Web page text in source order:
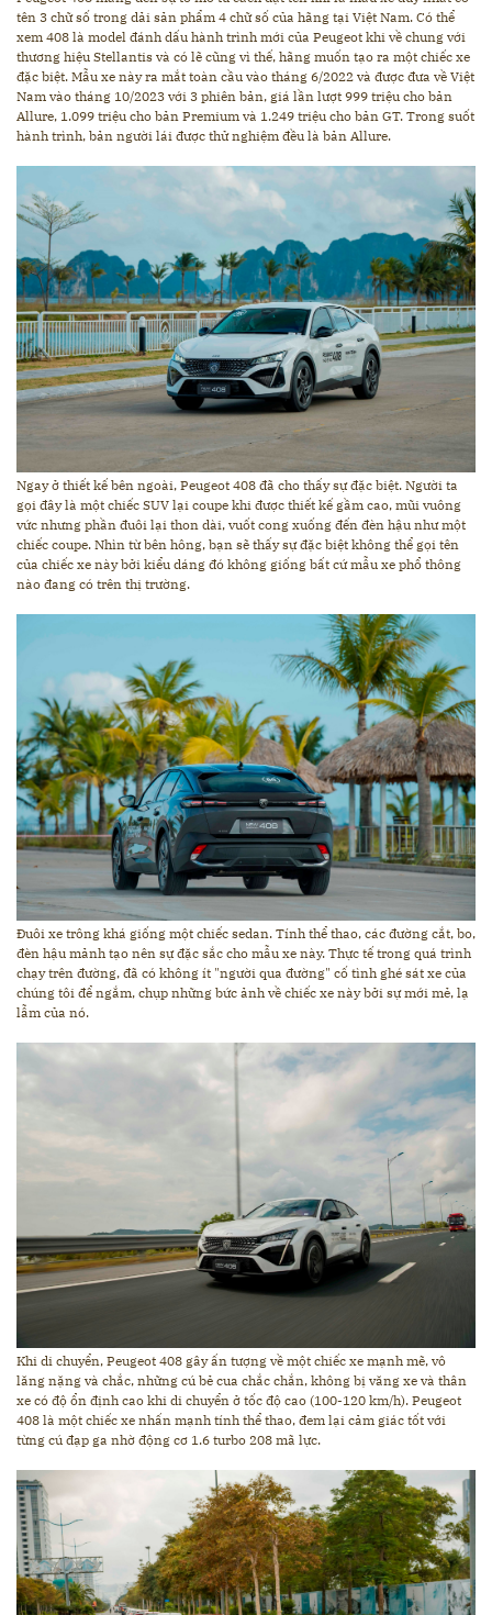
tên 3 chữ số trong dải sản phẩm 4 chữ số của hãng tại Việt Nam. Có thể
xem 408 là model đánh dấu hành trình mới của Peugeot khi về chung với
thương hiệu Stellantis và có lẽ cũng vì thế, hãng muốn tạo ra một chiếc xe
đặc biệt. Mẫu xe này ra mắt toàn cầu vào tháng 6/2022 và được đưa về Việt
Nam vào tháng 10/2023 với 3 phiên bản, giá lần lượt 999 triệu cho bản
Allure, 1.099 triệu cho bản Premium và 1.249 triệu cho bản GT. Trong suốt
hành trình, bản người lái được thử nghiệm đều là bản Allure.
Ngay ở thiết kế bên ngoài, Peugeot 408 đã cho thấy sự đặc biệt. Người ta
gọi đây là một chiếc SUV lại coupe khi được thiết kế gầm cao, mũi vuông
vức nhưng phần đuôi lại thon dài, vuốt cong xuống đến đèn hậu như một
chiếc coupe. Nhìn từ bên hông, bạn sẽ thấy sự đặc biệt không thể gọi tên
của chiếc xe này bởi kiểu dáng đó không giống bất cứ mẫu xe phổ thông
nào đang có trên thị trường.
Đuôi xe trông khá giống một chiếc sedan. Tính thể thao, các đường cắt, bo,
đèn hậu mảnh tạo nên sự đặc sắc cho mẫu xe này. Thực tế trong quá trình
chạy trên đường, đã có không ít "người qua đường" cố tình ghé sát xe của
chúng tôi để ngắm, chụp những bức ảnh về chiếc xe này bởi sự mới mẻ, lạ
lẫm của nó.
Khi di chuyển, Peugeot 408 gây ấn tượng về một chiếc xe mạnh mẽ, vô
lăng nặng và chắc, những cú bẻ cua chắc chắn, không bị văng xe và thân
xe có độ ổn định cao khi di chuyển ở tốc độ cao (100-120 km/h). Peugeot
408 là một chiếc xe nhấn mạnh tính thể thao, đem lại cảm giác tốt với
từng cú đạp ga nhờ động cơ 1.6 turbo 208 mã lực.